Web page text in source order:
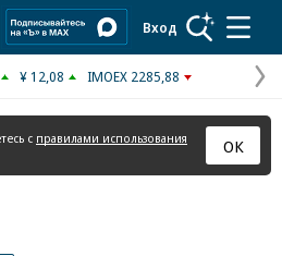
Вход
¥ 12,08 IMOEX 2285,88
с правилами использования
ОК